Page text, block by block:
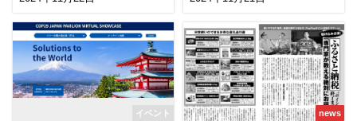
紹介-
イベント news